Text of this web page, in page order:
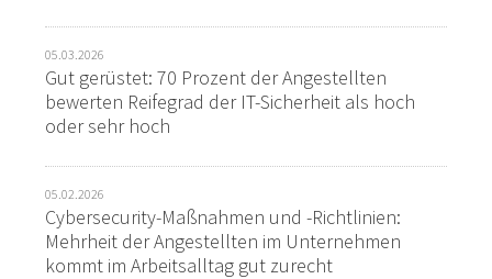
05.03.2026
Gut gerüstet: 70 Prozent der Angestellten
bewerten Reifegrad der IT-Sicherheit als hoch
oder sehr hoch
05.02.2026
Cybersecurity-Maßnahmen und -Richtlinien:
Mehrheit der Angestellten im Unternehmen
kommt im Arbeitsalltag gut zurecht